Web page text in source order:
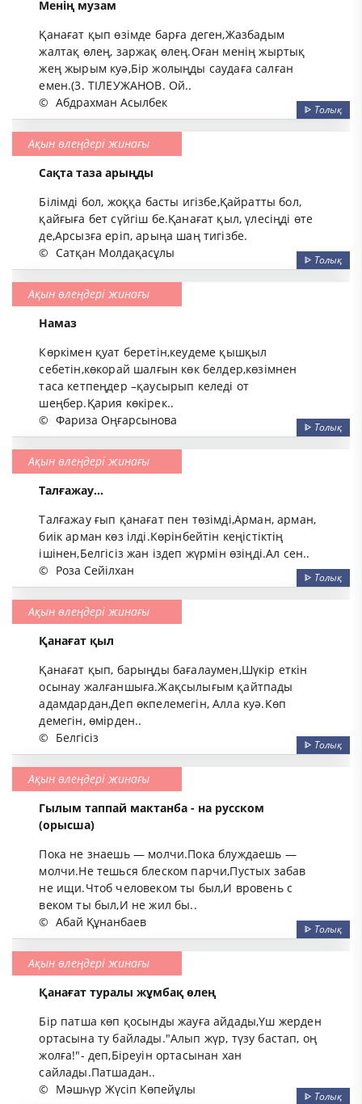
Менің музам
Қанағат қып өзімде барға деген,Жазбадым
жалтақ өлең, заржақ өлең.Оған менің жыртық
жең жырым куә,Бір жолыңды саудаға салған
емен.(3. ТІЛЕУЖАНОВ. Ой..
© Абдрахман Асылбек ᐈ Толық
Ақын өлеңдері жинағы
Сақта таза арыңды
Білімді бол, жоққа басты игізбе,Қайратты бол,
қайғыға бет сүйгіш бе.Қанағат қыл, үлесіңді өте
де,Арсызға еріп, арыңа шаң тигізбе.
© Сатқан Молдақасұлы ᐈ Толық
Ақын өлеңдері жинағы
Намаз
Көркімен қуат беретін,кеудеме қышқыл
себетін,көкорай шалғын көк белдер,көзімнен
таса кетпеңдер –қаусырып келеді от
шеңбер.Қария көкірек..
© Фариза Оңғарсынова ᐈ Толық
Ақын өлеңдері жинағы
Талғажау...
Талғажау ғып қанағат пен төзімді,Арман, арман,
биік арман көз ілді.Көрінбейтін кеңістіктің
ішінен,Белгісіз жан іздеп жүрмін өзіңді.Ал сен..
© Роза Сейілхан ᐈ Толық
Ақын өлеңдері жинағы
Қанағат қыл
Қанағат қып, барыңды бағалаумен,Шүкір еткін
осынау жалғаншыға.Жақсылығым қайтпады
адамдардан,Деп өкпелемегін, Алла куә.Көп
демегін, өмірден..
© Белгісіз ᐈ Толық
Ақын өлеңдері жинағы
Гылым таппай мактанба - на русском
(орысша)
Пока не знаешь — молчи.Пока блуждаешь —
молчи.Не тешься блеском парчи,Пустых забав
не ищи.Чтоб человеком ты был,И вровень с
веком ты был,И нe жил бы..
© Абай Құнанбаев ᐈ Толық
Ақын өлеңдері жинағы
Қанағат туралы жұмбақ өлең
Бір патша көп қосынды жауға айдады,Үш жерден
ортасына ту байлады."Алып жүр, түзу бастап, оң
жолға!"- деп,Біреуін ортасынан хан
сайлады.Патшадан..
© Мәшһүр Жүсіп Көпейұлы ᐈ Толық